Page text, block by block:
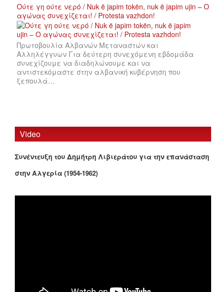
Ούτε γη ούτε νερό / Nuk ë japim tokën, nuk ë japim ujin – Ο
αγώνας συνεχίζεται! / Protesta vazhdon!
Πρωτοβουλία Αλβανών Μεταναστών και
Αλληλέγγυων Για δεύτερη συνεχόμενη εβδομάδα
συνεχίζουμε να διαδηλώνουμε και να
αντιστεκόμαστε στην αλβανική κυβέρνηση που
ξεπουλά…
Video
Συνέντευξη του Δημήτρη Λιβιεράτου για την επανάσταση
στην Αλγερία (1954-1962)